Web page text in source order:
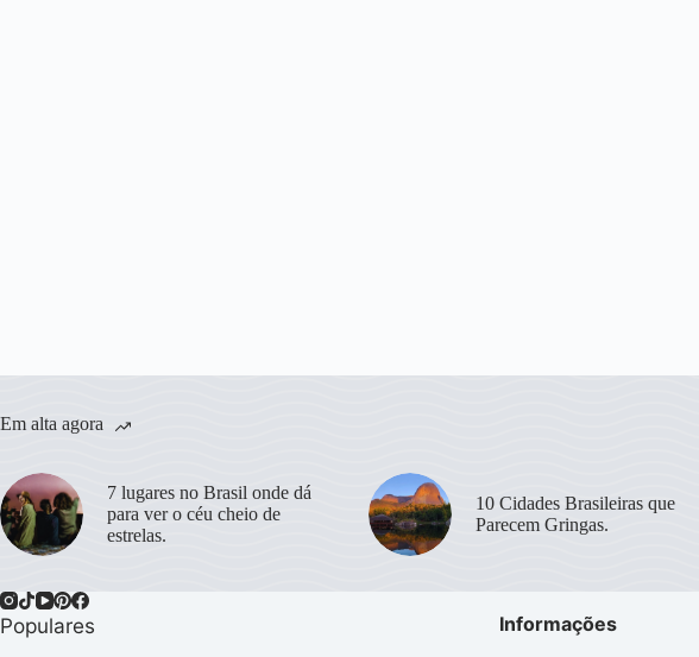
Em alta agora
7 lugares no Brasil onde dá
para ver o céu cheio de
estrelas.
10 Cidades Brasileiras que
Parecem Gringas.
Populares
Informações